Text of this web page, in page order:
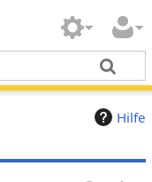
Hilfe